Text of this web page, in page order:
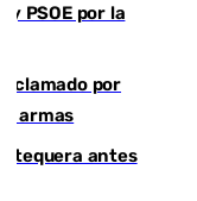
y PSOE por la
por
armas
antes